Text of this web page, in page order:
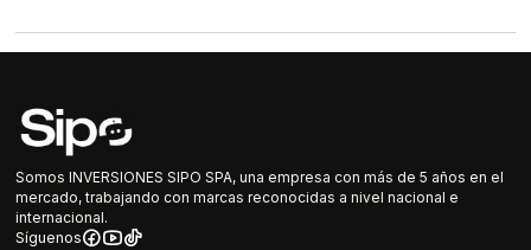
Somos INVERSIONES SIPO SPA, una empresa con más de 5 años en el
mercado, trabajando con marcas reconocidas a nivel nacional e
internacional.
Síguenos